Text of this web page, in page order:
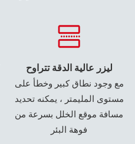
ليزر عالية الدقة تتراوح
مع وجود نطاق كبير وخطأ على
مستوى المليمتر ، يمكنه تحديد
مسافة موقع الخلل بسرعة من
فوهة البئر